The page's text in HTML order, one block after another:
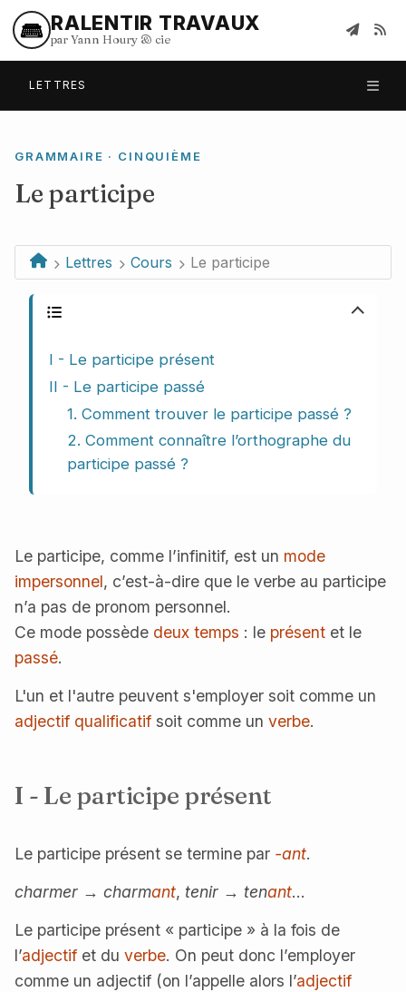
RALENTIR TRAVAUX
par Yann Houry & cie
LETTRES
GRAMMAIRE · CINQUIÈME
Le participe
Lettres Cours Le participe
Plan du cours
I - Le participe présent
II - Le participe passé
1. Comment trouver le participe passé ?
2. Comment connaître l’orthographe du
participe passé ?
Le participe, comme l’infinitif, est un mode
impersonnel, c’est-à-dire que le verbe au participe
n’a pas de pronom personnel.
Ce mode possède deux temps : le présent et le
passé.
L'un et l'autre peuvent s'employer soit comme un
adjectif qualificatif soit comme un verbe.
I - Le participe présent
Le participe présent se termine par -ant.
charmer → charmant, tenir → tenant…
Le participe présent « participe » à la fois de
l’adjectif et du verbe. On peut donc l’employer
comme un adjectif (on l’appelle alors l’adjectif